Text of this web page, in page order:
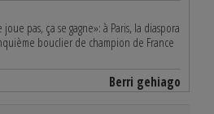
pas, ça se gagne»: à Paris, la diaspora
bouclier de champion de France
Berri gehiago